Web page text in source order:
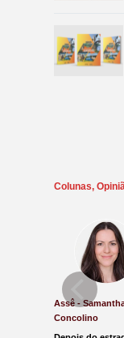
Colunas,
Assê -
Concolino